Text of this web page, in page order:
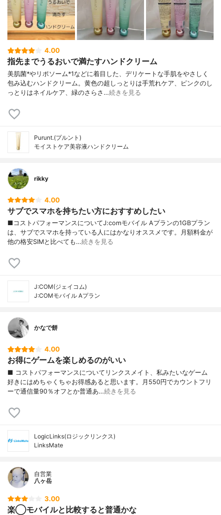
4.00
指先までうるおいで満たすハンドクリーム
美肌菌*やリポソーム*1などに着目した、デリケートな手肌をやさしく
包み込むハンドクリーム。黄色の超しっとりは手荒れケア、ピンクのし
っとりはネイルケア、緑のさらさ…続きを見る
Purunt.(プルント)
モイストケア美容液ハンドクリーム
rikky
4.00
サブでスマホを持ちたい方におすすめしたい
■コストパフォーマンスについてJ:comモバイル Aプランの1GBプラン
は、サブでスマホを持っている人にはかなりオススメです。月額料金が
他の格安SIMと比べても…続きを見る
J:COM(ジェイコム)
J:COMモバイル Aプラン
かなで餅
4.00
お得にゲームを楽しめるのがいい
■ コストパフォーマンスについてリンクスメイト、私みたいなゲーム
好きにはめちゃくちゃお得感あると思います。月550円でカウントフリ
ーで通信量90％オフとか普通あ…続きを見る
LogicLinks(ロジックリンクス)
LinksMate
自営業
八ヶ岳
3.00
楽◯モバイルと比較すると普通かな